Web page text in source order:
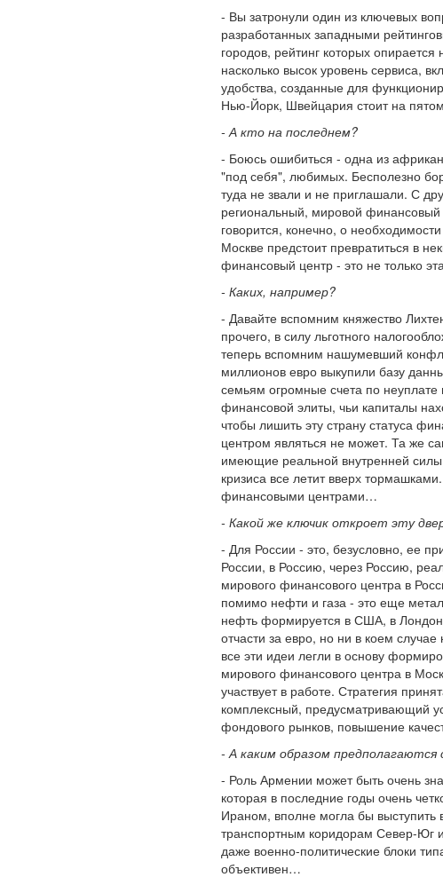
- Вы затронули один из ключевых
разработанных западными
городов, рейтинг которых
насколько высок уровень сервиса,
удобства, созданные для
Нью-Йорк, Швейцария стоит на
- А кто на последнем?
- Боюсь ошибиться - одна из
"под себя", любимых. Бесполезно
туда не звали и не приглашали. С
региональный, мировой финансовый
говорится, конечно, о
Москве предстоит превратиться в
финансовый центр - это не только
- Каких, например?
- Давайте вспомним княжество
прочего, в силу льготного
теперь вспомним нашумевший
миллионов евро выкупили базу
семьям огромные счета по
финансовой элиты, чьи капиталы
чтобы лишить эту страну статуса
центром являться не может. Та же
имеющие реальной внутренней силы,
кризиса все летит вверх
финансовыми центрами…
- Какой же ключик откроет эту
- Для России - это, безусловно, ее
России, в Россию, через Россию,
мирового финансового центра в
помимо нефти и газа - это еще
нефть формируется в США, в
отчасти за евро, но ни в коем
все эти идеи легли в основу
мирового финансового центра в
участвует в работе. Стратегия
комплексный, предусматривающий
фондового рынков, повышение
- А каким образом предполагаются
- Роль Армении может быть очень
которая в последние годы очень
Ираном, вполне могла бы
транспортным коридорам Север-Юг
даже военно-политические блоки
объективен…